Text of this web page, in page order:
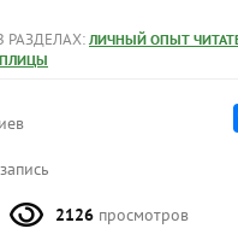
РАЗДЕЛАХ: ЛИЧНЫЙ ОПЫТ
2126 просмотров